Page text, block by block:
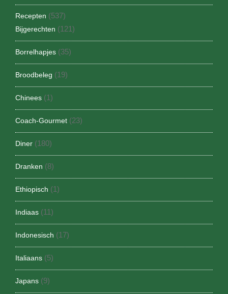
Recepten (537)
Bijgerechten (121)
Borrelhapjes (35)
Broodbeleg (19)
Chinees (1)
Coach-Gourmet (23)
Diner (180)
Dranken (8)
Ethiopisch (1)
Indiaas (11)
Indonesisch (17)
Italiaans (5)
Japans (9)